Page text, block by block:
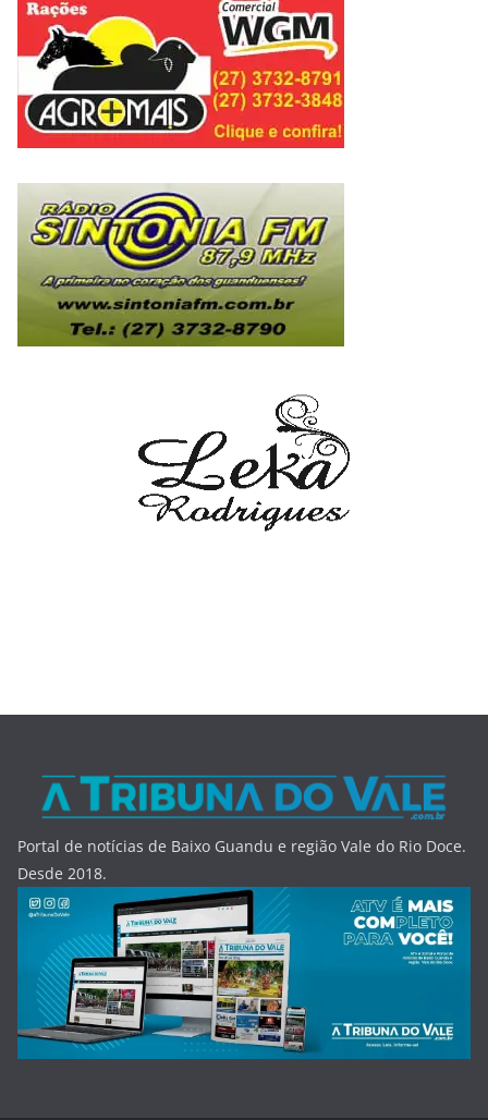
Portal de notícias de Baixo Guandu e região Vale do Rio Doce.
Desde 2018.